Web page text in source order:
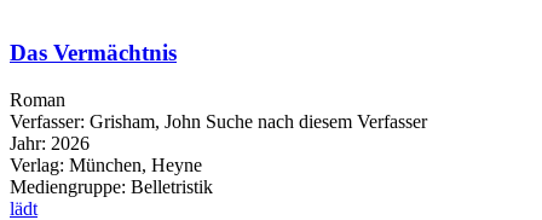
Das Vermächtnis
Roman
Verfasser: Grisham, John Suche nach diesem Verfasser
Jahr: 2026
Verlag: München, Heyne
Mediengruppe: Belletristik
lädt